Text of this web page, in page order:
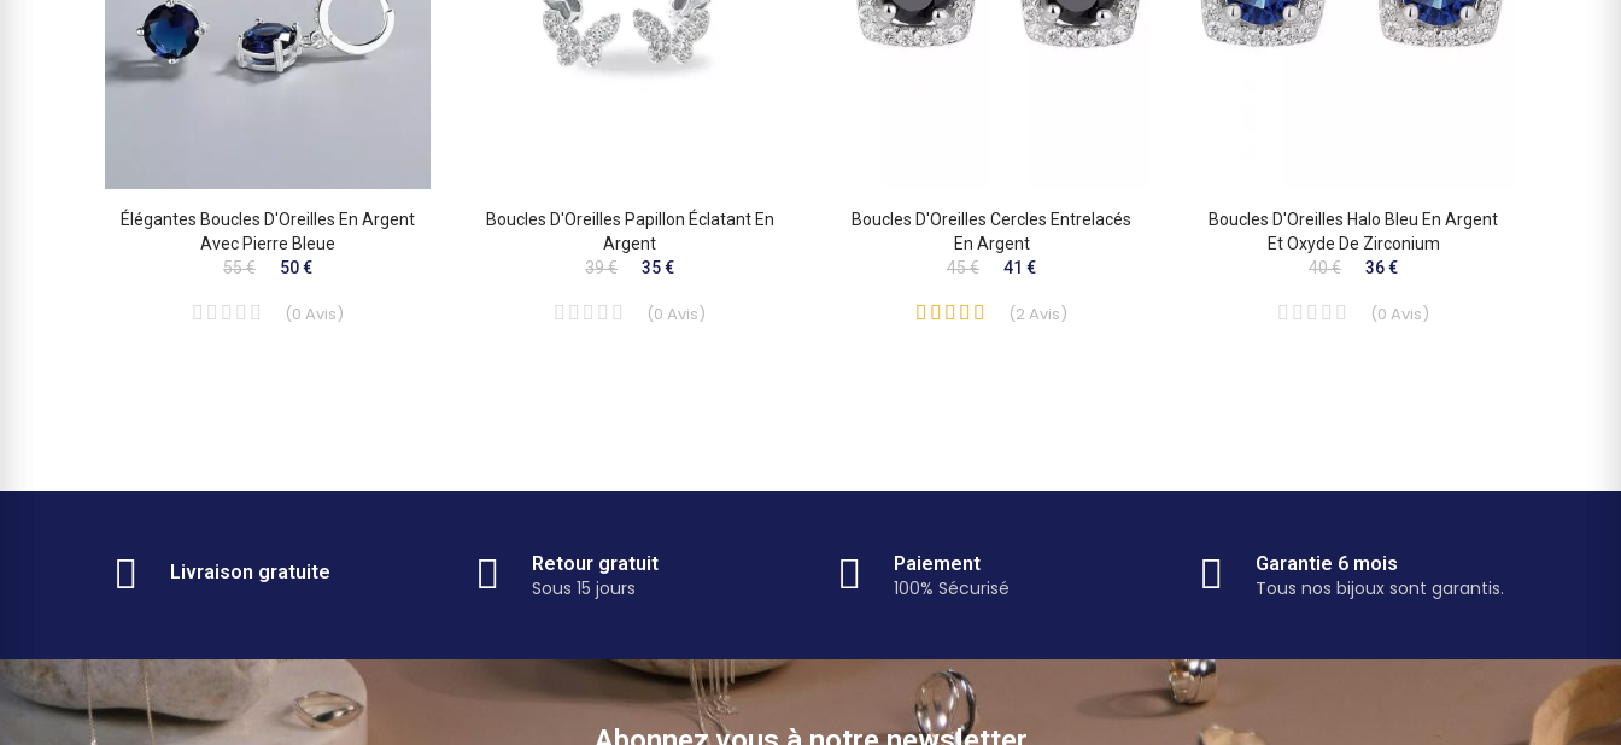
Élégantes Boucles D'Oreilles En Argent
Avec Pierre Bleue
55 €
50 €
(0 Avis)
Boucles D'Oreilles Papillon Éclatant En
Argent
39 €
35 €
(0 Avis)
Boucles D'Oreilles Cercles Entrelacés
En Argent
45 €
41 €
(2 Avis)
Boucles D'Oreilles Halo Bleu En Argent
Et Oxyde De Zirconium
40 €
36 €
(0 Avis)
Livraison gratuite Retour gratuit
Sous 15 jours
Paiement
100% Sécurisé
Garantie 6 mois
Tous nos bijoux sont garantis.